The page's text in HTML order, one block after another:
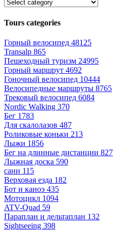
Tours categories
Горный велосипед 48125
Transalp 865
Пешеходный туризм 24995
Горный маршрут 4692
Гоночный велосипед 10444
Велосипедные маршруты 8765
Трековый велосипед 6084
Nordic Walking 370
Бег 1783
Для скалолазов 487
Роликовые коньки 213
Лыжи 1856
Бег на длинные дистанции 827
Лыжная доска 590
сани 115
Верховая езда 182
Бот и каноэ 435
Мотоцикл 1094
ATV-Quad 59
Параплан и дельтаплан 132
Sightseeing 398